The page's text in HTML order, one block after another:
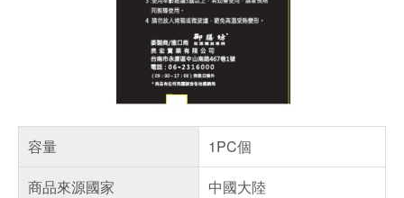
容量
1PC個
商品來源國家
中國大陸